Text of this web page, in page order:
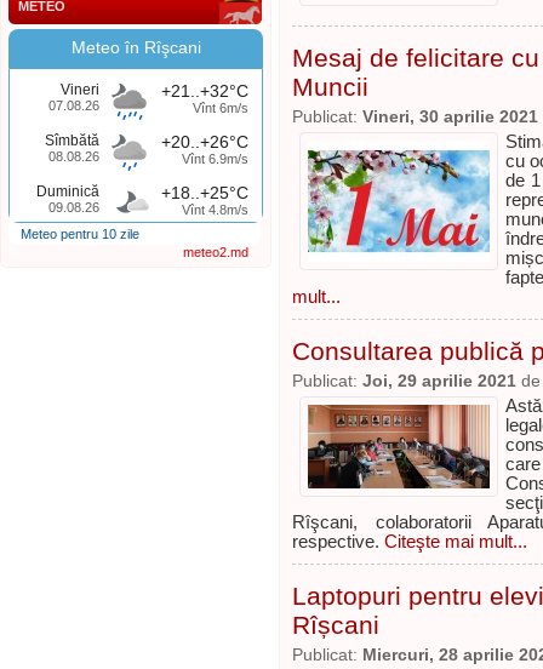
METEO
Meteo în Rîşcani
Vineri
07.08.26
+21..+32°C
Vînt 6m/s
Sîmbătă
08.08.26
+20..+26°C
Vînt 6.9m/s
Duminică
09.08.26
+18..+25°C
Vînt 4.8m/s
Meteo pentru 10 zile
meteo2.md
Mesaj de felicitare
Muncii
Publicat: Vineri, 30 aprilie 2021
cu
de
mult...
Consultarea publică
Publicat: Joi, 29 aprilie 2021
Rîşcani, colaboratorii
respective. Citeşte mai mult...
Laptopuri pentru
Rîșcani
Publicat: Miercuri, 28 aprilie